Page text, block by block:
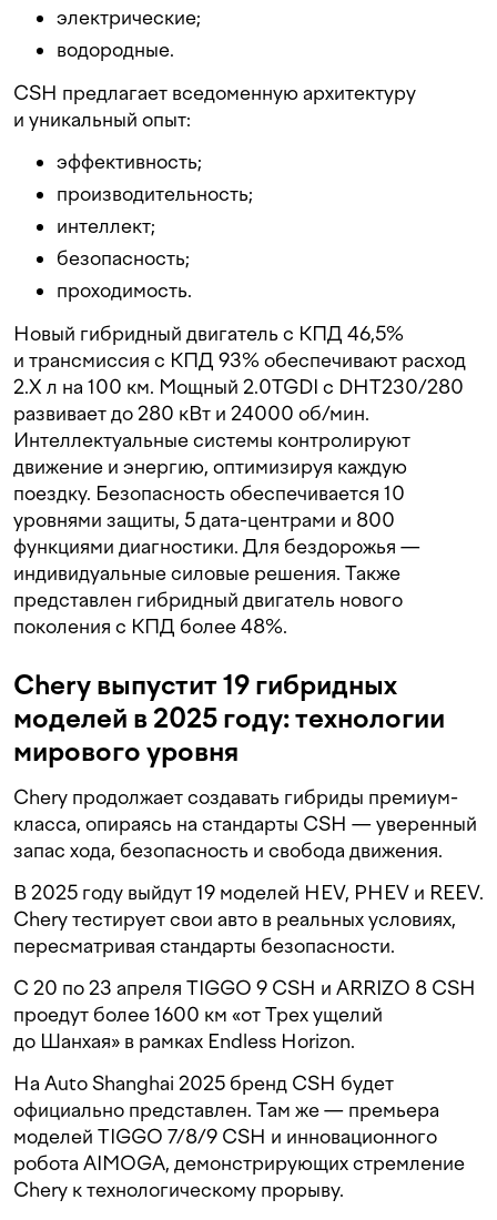
электрические;
водородные.
CSH предлагает вседоменную архитектуру
и уникальный опыт:
эффективность;
производительность;
интеллект;
безопасность;
проходимость.
Новый гибридный двигатель с КПД 46,5%
и трансмиссия с КПД 93% обеспечивают расход
2.X л на 100 км. Мощный 2.0TGDI с DHT230/280
развивает до 280 кВт и 24000 об/мин.
Интеллектуальные системы контролируют
движение и энергию, оптимизируя каждую
поездку. Безопасность обеспечивается 10
уровнями защиты, 5 дата-центрами и 800
функциями диагностики. Для бездорожья —
индивидуальные силовые решения. Также
представлен гибридный двигатель нового
поколения с КПД более 48%.
Chery выпустит 19 гибридных
моделей в 2025 году: технологии
мирового уровня
Chery продолжает создавать гибриды премиум-
класса, опираясь на стандарты CSH — уверенный
запас хода, безопасность и свобода движения.
В 2025 году выйдут 19 моделей HEV, PHEV и REEV.
Chery тестирует свои авто в реальных условиях,
пересматривая стандарты безопасности.
С 20 по 23 апреля TIGGO 9 CSH и ARRIZO 8 CSH
проедут более 1600 км «от Трех ущелий
до Шанхая» в рамках Endless Horizon.
На Auto Shanghai 2025 бренд CSH будет
официально представлен. Там же — премьера
моделей TIGGO 7/8/9 CSH и инновационного
робота AIMOGA, демонстрирующих стремление
Chery к технологическому прорыву.